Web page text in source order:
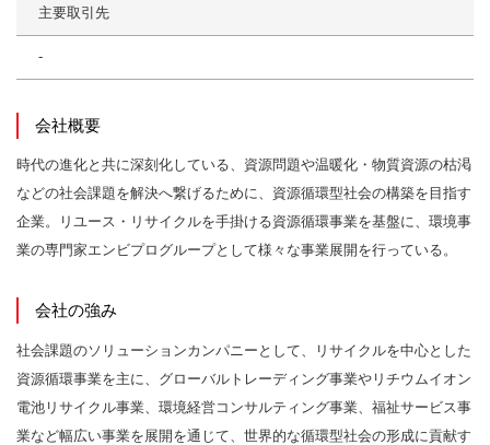
主要取引先
‐
会社概要
時代の進化と共に深刻化している、資源問題や温暖化・物質資源の枯渇
などの社会課題を解決へ繋げるために、資源循環型社会の構築を目指す
企業。リユース・リサイクルを手掛ける資源循環事業を基盤に、環境事
業の専門家エンビプログループとして様々な事業展開を行っている。
会社の強み
社会課題のソリューションカンパニーとして、リサイクルを中心とした
資源循環事業を主に、グローバルトレーディング事業やリチウムイオン
電池リサイクル事業、環境経営コンサルティング事業、福祉サービス事
業など幅広い事業を展開を通じて、世界的な循環型社会の形成に貢献す